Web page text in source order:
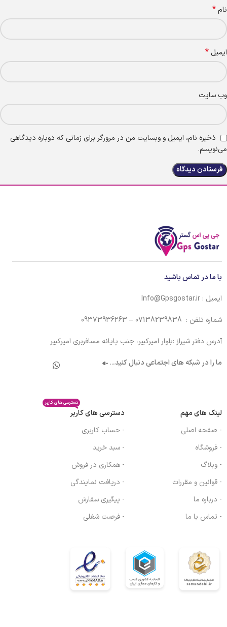
نام*
ایمیل *
وب‌ سایت
ذخیره نام، ایمیل و وبسایت من در مرورگر برای زمانی که دوباره دیدگاهی
می‌نویسم.
با ما در تماس باشید
ایمیل : Info@Gpsgostar.ir
شماره تلفن : 07138239838 – 09373936263
آدرس دفتر شیراز :بلوار امیرکبیر، جنب پایانه مسافربری امیرکبیر
ما را در شبکه های اجتماعی دنبال کنید...
لینک های مهم
- صفحه اصلی
- فروشگاه
- وبلاگ
- قوانین و مقررات
- درباره ما
- تماس با ما
دسترسی های کاربر
دسترسی های کاربر
- حساب کاربری
- سبد خرید
- همکاری در فروش
- دریافت نمایندگی
- پیگیری سفارش
- فرصت شغلی